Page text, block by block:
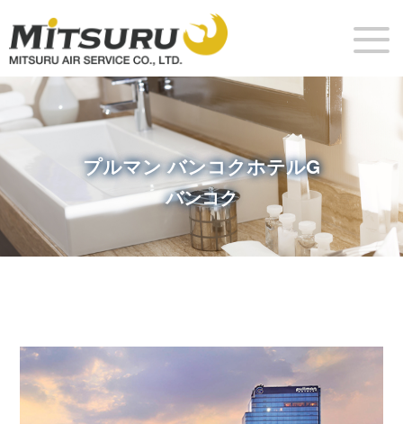
プルマン バンコクホテルG
バンコク